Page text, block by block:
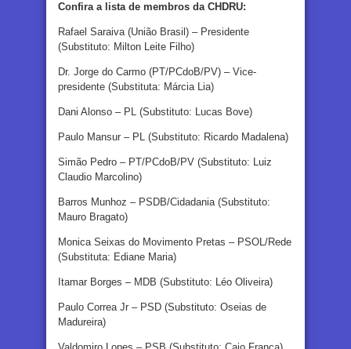
Confira a lista de membros da CHDRU:
Rafael Saraiva (União Brasil) – Presidente
(Substituto: Milton Leite Filho)
Dr. Jorge do Carmo (PT/PCdoB/PV) – Vice-
presidente (Substituta: Márcia Lia)
Dani Alonso – PL (Substituto: Lucas Bove)
Paulo Mansur – PL (Substituto: Ricardo Madalena)
Simão Pedro – PT/PCdoB/PV (Substituto: Luiz
Claudio Marcolino)
Barros Munhoz – PSDB/Cidadania (Substituto:
Mauro Bragato)
Monica Seixas do Movimento Pretas – PSOL/Rede
(Substituta: Ediane Maria)
Itamar Borges – MDB (Substituto: Léo Oliveira)
Paulo Correa Jr – PSD (Substituto: Oseias de
Madureira)